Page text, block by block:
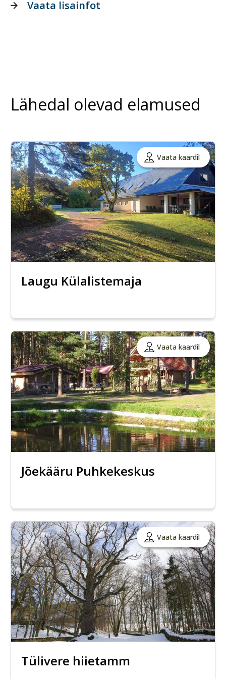
Vaata lisainfot
Lähedal olevad elamused
Vaata kaardil
Laugu Külalistemaja
Vaata kaardil
Jõekääru Puhkekeskus
Vaata kaardil
Tülivere hiietamm